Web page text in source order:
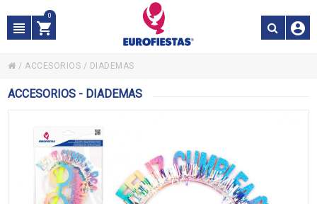
0
/ ACCESORIOS / DIADEMAS
ACCESORIOS - DIADEMAS